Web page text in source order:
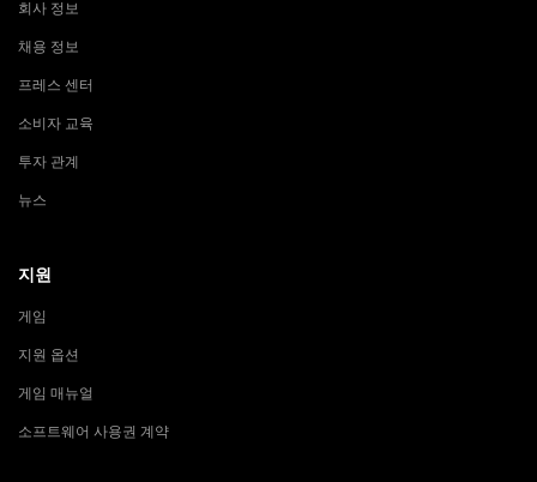
회사 정보
채용 정보
프레스 센터
소비자 교육
투자 관계
뉴스
지원
게임
지원 옵션
게임 매뉴얼
소프트웨어 사용권 계약